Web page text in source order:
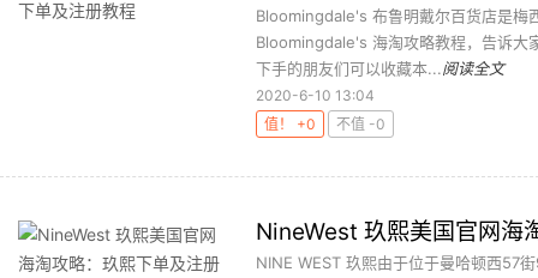
Bloomingdale's 布鲁明戴尔百货店是梅
Bloomingdale's 海淘攻略教程，告诉大
下手的朋友们可以收藏本...阅读全文
2020-6-10 13:04
值！ +0
不值 -0
NineWest 玖熙美国官网海
NINE WEST 玖熙由于位于曼哈顿西57